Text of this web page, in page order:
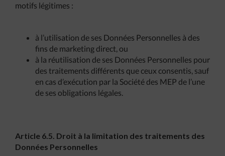
motifs légitimes :
à l’utilisation de ses Données Personnelles à des
fins de marketing direct, ou
à la réutilisation de ses Données Personnelles pour
des traitements différents que ceux consentis, sauf
en cas d’exécution par la Société des MEP de l’une
de ses obligations légales.
Article 6.5. Droit à la limitation des traitements des
Données Personnelles